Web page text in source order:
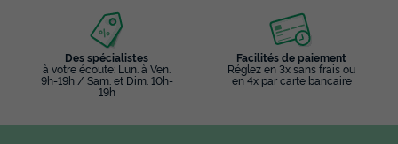
Des spécialistes
à votre écoute: Lun. à Ven.
9h-19h / Sam. et Dim. 10h-
19h
Facilités de paiement
Réglez en 3x sans frais ou
en 4x par carte bancaire